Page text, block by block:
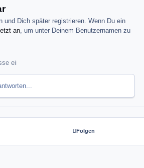
und Dich später registrieren. Wenn Du ein
an , um unter Deinem Benutzernamen zu
Folgen